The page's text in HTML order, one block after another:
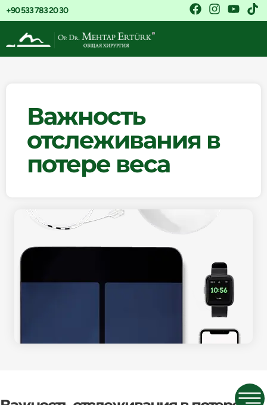
+90 533 783 20 30
Важность
отслеживания в
потере веса